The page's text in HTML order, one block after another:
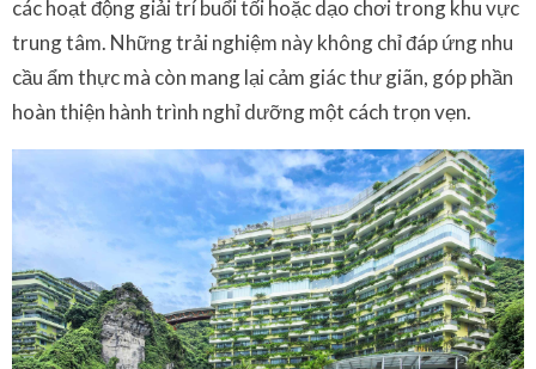
các hoạt động giải trí buổi tối hoặc dạo chơi trong khu vực
trung tâm. Những trải nghiệm này không chỉ đáp ứng nhu
cầu ẩm thực mà còn mang lại cảm giác thư giãn, góp phần
hoàn thiện hành trình nghỉ dưỡng một cách trọn vẹn.